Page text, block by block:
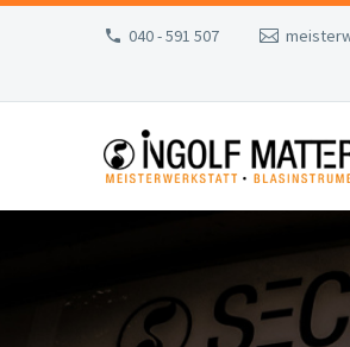
040 - 591 507